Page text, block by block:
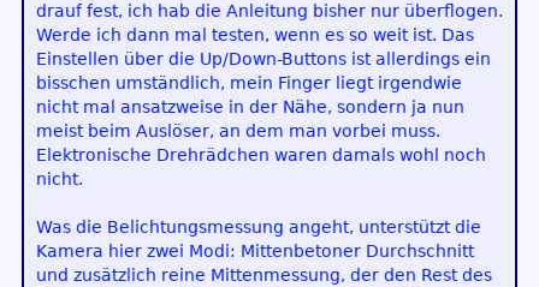
drauf fest, ich hab die Anleitung bisher nur überflogen.
Werde ich dann mal testen, wenn es so weit ist. Das
Einstellen über die Up/Down-Buttons ist allerdings ein
bisschen umständlich, mein Finger liegt irgendwie
nicht mal ansatzweise in der Nähe, sondern ja nun
meist beim Auslöser, an dem man vorbei muss.
Elektronische Drehrädchen waren damals wohl noch
nicht.
Was die Belichtungsmessung angeht, unterstützt die
Kamera hier zwei Modi: Mittenbetoner Durchschnitt
und zusätzlich reine Mittenmessung, der den Rest des